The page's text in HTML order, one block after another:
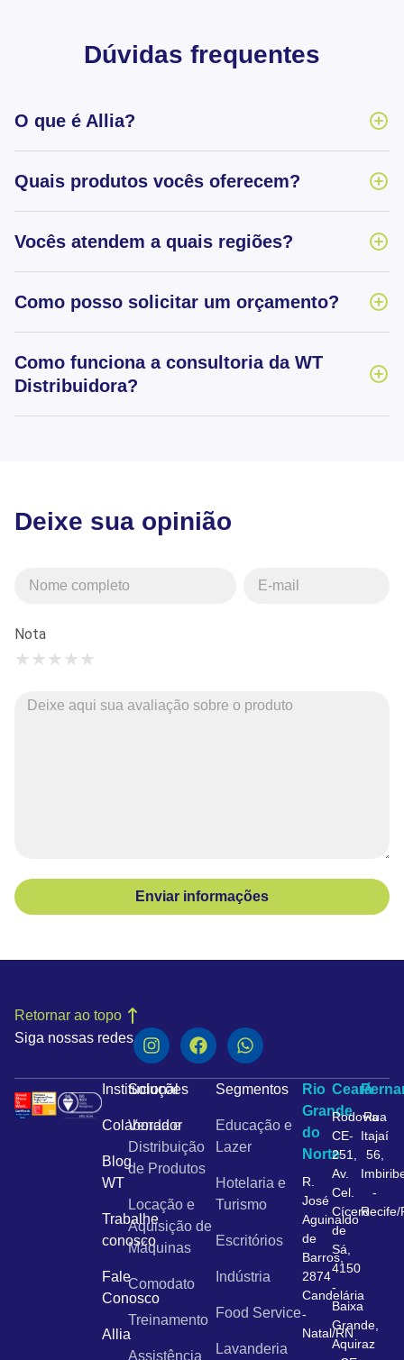
Dúvidas frequentes
O que é Allia?
Quais produtos vocês oferecem?
Vocês atendem a quais regiões?
Como posso solicitar um orçamento?
Como funciona a consultoria da WT
Distribuidora?
Deixe sua opinião
Nota
★
★
★
★
★
Enviar informações
Siga nossas redes
Retornar ao topo
Institucional
Colaborador
Blog
WT
Trabalhe
conosco
Fale
Conosco
Allia
Soluções
Venda e
Distribuição
de Produtos
Locação e
Aquisição de
Máquinas
Comodato
Treinamento
Assistência
Segmentos
Educação e
Lazer
Hotelaria e
Turismo
Escritórios
Indústria
Food Service
Lavanderia
Rio
Grande
do
Norte
R.
José
Aguinaldo
de
Barros,
2874
Candelária
-
Natal/RN
Ceará
Rodovia
CE-
251,
Av.
Cel.
Cícero
de
Sá,
4150
-
Baixa
Grande,
Aquiraz
Rua
Itajaí
56,
-
Recife/